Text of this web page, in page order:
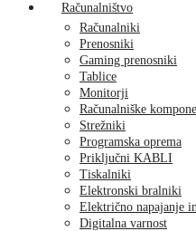
Računalništvo
Računalniki
Prenosniki
Gaming prenosniki
Tablice
Monitorji
Računalniške
Strežniki
Programska oprema
Priključni KABLI
Tiskalniki
Elektronski bralniki
Električno napajanje
Digitalna varnost